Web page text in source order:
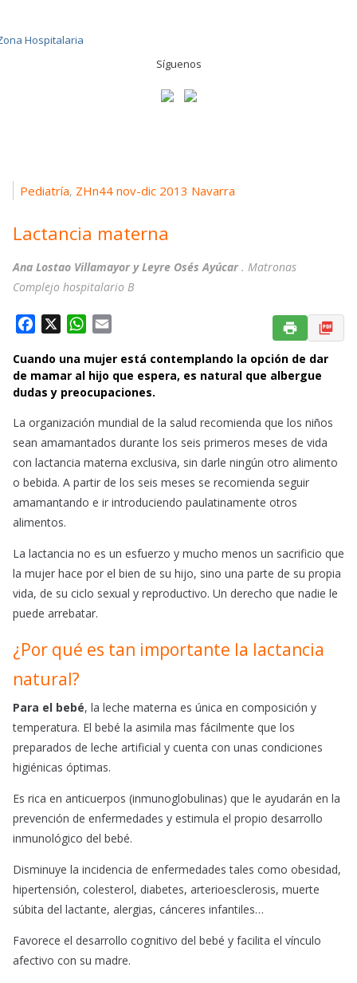
Síguenos
Pediatría, ZHn44 nov-dic 2013 Navarra
Lactancia materna
Ana Lostao Villamayor y Leyre Osés Ayúcar. Matronas
Complejo hospitalario B
c
e
b
o
o
k
W
a
t
s
A
p
p
a
i
l
Cuando una mujer está contemplando la opción de dar
de mamar al hijo que espera, es natural que albergue
dudas y preocupaciones.
La organización mundial de la salud recomienda que los niños
sean amamantados durante los seis primeros meses de vida
con lactancia materna exclusiva, sin darle ningún otro alimento
o bebida. A partir de los seis meses se recomienda seguir
amamantando e ir introduciendo paulatinamente otros
alimentos.
La lactancia no es un esfuerzo y mucho menos un sacrificio que
la mujer hace por el bien de su hijo, sino una parte de su propia
vida, de su ciclo sexual y reproductivo. Un derecho que nadie le
puede arrebatar.
¿Por qué es tan importante la lactancia
natural?
Para el bebé, la leche materna es única en composición y
temperatura. El bebé la asimila mas fácilmente que los
preparados de leche artificial y cuenta con unas condiciones
higiénicas óptimas.
Es rica en anticuerpos (inmunoglobulinas) que le ayudarán en la
prevención de enfermedades y estimula el propio desarrollo
inmunológico del bebé.
Disminuye la incidencia de enfermedades tales como obesidad,
hipertensión, colesterol, diabetes, arterioesclerosis, muerte
súbita del lactante, alergias, cánceres infantiles…
Favorece el desarrollo cognitivo del bebé y facilita el vínculo
afectivo con su madre.